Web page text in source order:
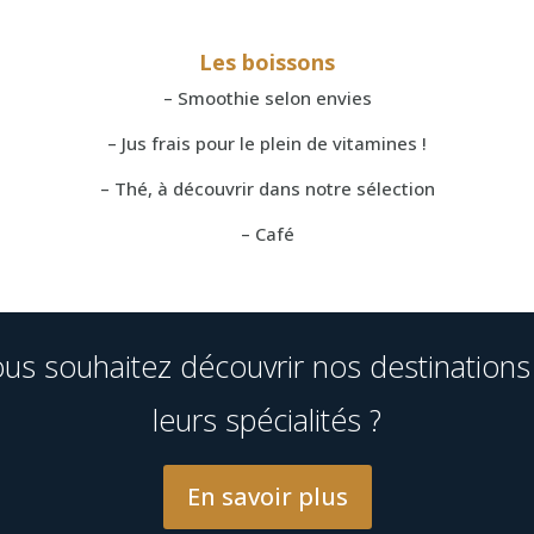
Les boissons
– Smoothie selon envies
– Jus frais pour le plein de vitamines !
– Thé, à découvrir dans notre sélection
– Café
souhaitez découvrir nos
leurs spécialités ?
En savoir plus